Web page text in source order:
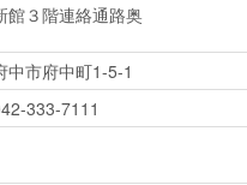
館３階連絡通路奥
中市府中町1-5-1
333-7111